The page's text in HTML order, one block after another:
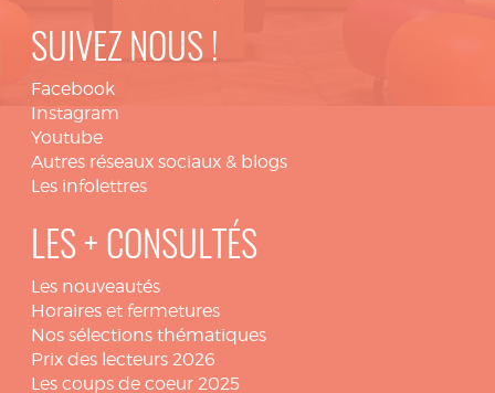
SUIVEZ NOUS !
Facebook
Instagram
Youtube
Autres réseaux sociaux & blogs
Les infolettres
LES + CONSULTÉS
Les nouveautés
Horaires et fermetures
Nos sélections thématiques
Prix des lecteurs 2026
Les coups de coeur 2025